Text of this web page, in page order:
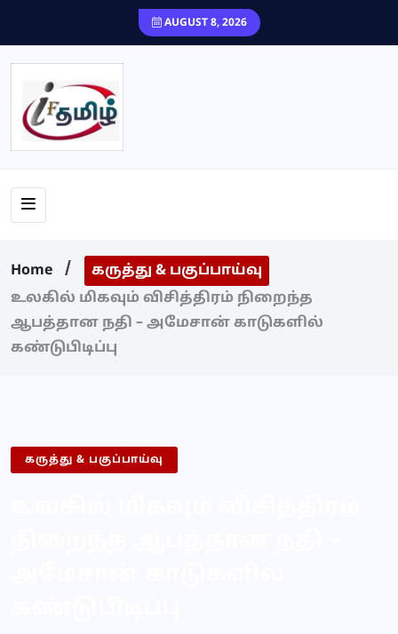
AUGUST 8, 2026
Home
கருத்து & பகுப்பாய்வு
உலகில் மிகவும் விசித்திரம் நிறைந்த
ஆபத்தான நதி – அமேசான் காடுகளில்
கண்டுபிடிப்பு
கருத்து & பகுப்பாய்வு